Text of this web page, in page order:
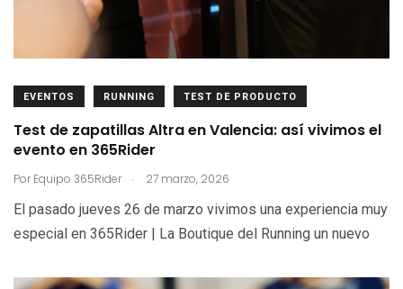
EVENTOS RUNNING TEST DE PRODUCTO
Test de zapatillas Altra en Valencia: así vivimos el
evento en 365Rider
Por Equipo 365Rider . 27 marzo, 2026
El pasado jueves 26 de marzo vivimos una experiencia muy
especial en 365Rider | La Boutique del Running un nuevo